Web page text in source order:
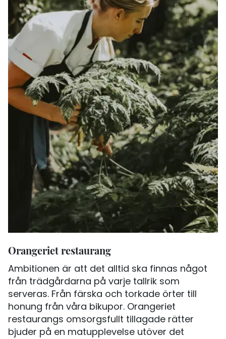
Orangeriet restaurang
Ambitionen är att det alltid ska finnas något
från trädgårdarna på varje tallrik som
serveras. Från färska och torkade örter till
honung från våra bikupor. Orangeriet
restaurangs omsorgsfullt tillagade rätter
bjuder på en matupplevelse utöver det